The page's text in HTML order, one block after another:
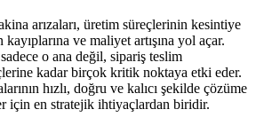
arızaları, üretim süreçlerinin kesintiye
ve maliyet artışına yol açar.
o ana değil, sipariş teslim
kadar birçok kritik noktaya etki eder.
hızlı, doğru ve kalıcı şekilde çözüme
için en stratejik ihtiyaçlardan biridir.